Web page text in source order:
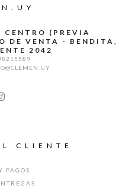
CENTRO (PREVIA
DE VENTA - BENDITA,
2042
CLIENTE
PAGOS